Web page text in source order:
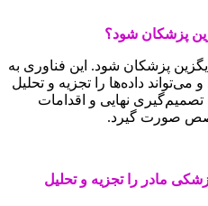
پزشکان شود؟
پزشکان شود. این فناوری به
داده‌ها را تجزیه و تحلیل
تصمیم‌گیری نهایی و اقدامات
صورت گیرد.
مادر را تجزیه و تحلیل